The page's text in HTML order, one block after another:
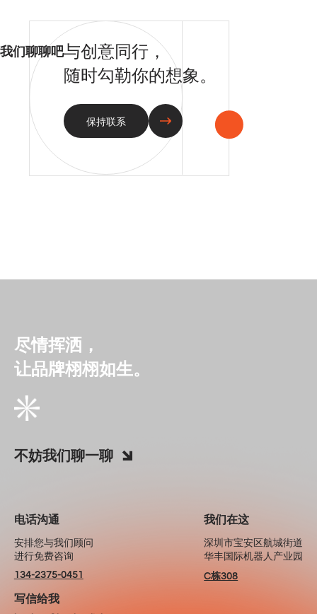
我们聊聊吧与创意同行，
随时勾勒你的想象。
保持联系
尽情挥洒，
让品牌栩栩如生。
不妨我们聊一聊
电话沟通
安排您与我们顾问
进行免费咨询
134-2375-0451
我们在这
深圳市宝安区航城街道
华丰国际机器人产业园
C栋308
写信给我